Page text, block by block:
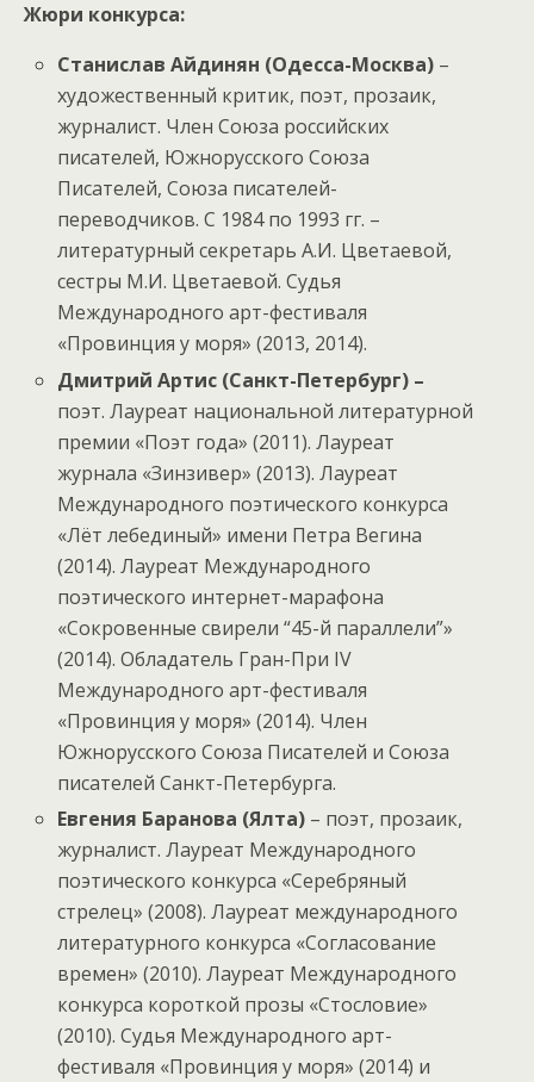
Жюри конкурса:
Станислав Айдинян (Одесса-Москва) –
художественный критик, поэт, прозаик,
журналист. Член Союза российских
писателей, Южнорусского Союза
Писателей, Союза писателей-
переводчиков. С 1984 по 1993 гг. –
литературный секретарь А.И. Цветаевой,
сестры М.И. Цветаевой. Судья
Международного арт-фестиваля
«Провинция у моря» (2013, 2014).
Дмитрий Артис (Санкт-Петербург) –
поэт. Лауреат национальной литературной
премии «Поэт года» (2011). Лауреат
журнала «Зинзивер» (2013). Лауреат
Международного поэтического конкурса
«Лёт лебединый» имени Петра Вегина
(2014). Лауреат Международного
поэтического интернет-марафона
«Сокровенные свирели “45-й параллели”»
(2014). Обладатель Гран-При IV
Международного арт-фестиваля
«Провинция у моря» (2014). Член
Южнорусского Союза Писателей и Союза
писателей Санкт-Петербурга.
Евгения Баранова (Ялта) – поэт, прозаик,
журналист. Лауреат Международного
поэтического конкурса «Серебряный
стрелец» (2008). Лауреат международного
литературного конкурса «Согласование
времен» (2010). Лауреат Международного
конкурса короткой прозы «Стословие»
(2010). Судья Международного арт-
фестиваля «Провинция у моря» (2014) и